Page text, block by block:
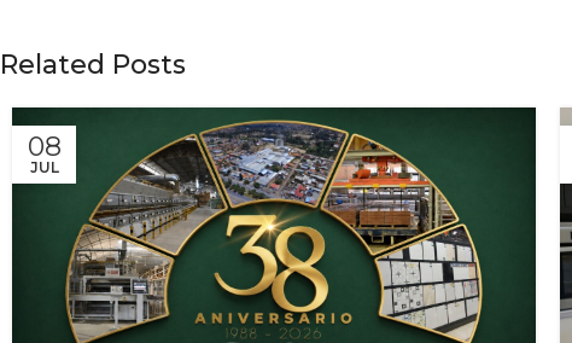
Related Posts
08
JUL